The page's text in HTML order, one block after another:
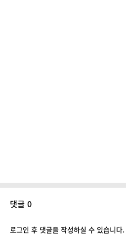
댓글 0
로그인 후 댓글을 작성하실 수 있습니다.